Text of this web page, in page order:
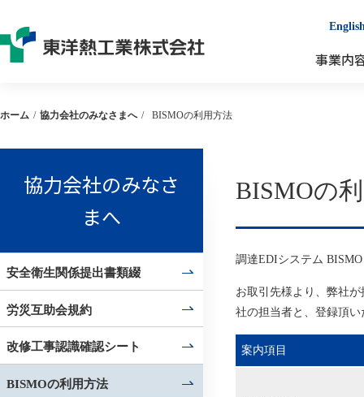
事業内
ホーム / 協力会社のみなさまへ / BISMOの利用方法
BISMOの
調達EDIシステム
お取引先様より、弊社
社の担当者と、登録頂
案内項目
協力会社のみなさ
まへ
安全衛生関係提出書類綴
労災互助会規約
改修工事認識確認シート
BISMOの利用方法